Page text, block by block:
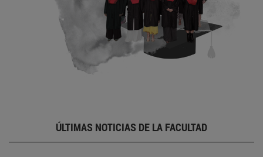
ÚLTIMAS NOTICIAS DE LA FACULTAD